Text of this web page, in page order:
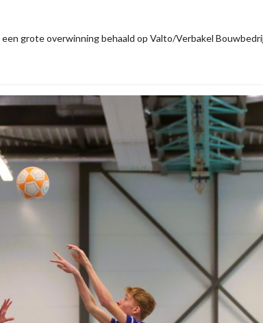
grote overwinning behaald op Valto/Verbakel